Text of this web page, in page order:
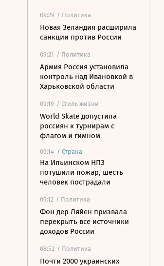
09:29 / Политика
Новая Зеландия расширила
санкции против России
09:21 / Политика
Армия Россия установила
контроль над Ивановкой в
Харьковской области
09:19 / Стиль жизни
World Skate допустила
россиян к турнирам с
флагом и гимном
09:14 / Страна
На Ильинском НПЗ
потушили пожар, шесть
человек пострадали
09:12 / Политика
Фон дер Ляйен призвала
перекрыть все источники
доходов России
08:52 / Политика
Почти 2000 украинских